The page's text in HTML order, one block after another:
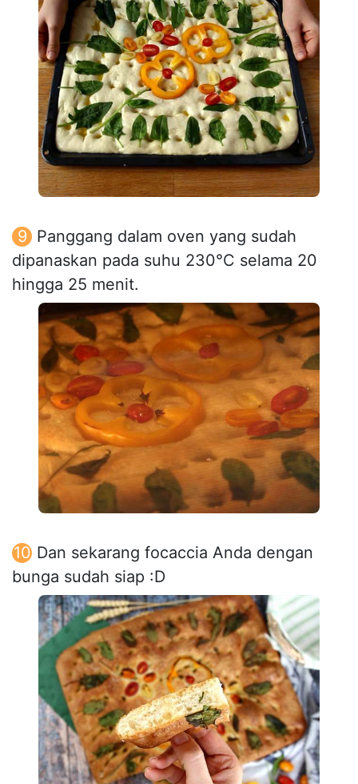
Panggang dalam oven yang sudah
dipanaskan pada suhu 230°C selama 20
hingga 25 menit.
Dan sekarang focaccia Anda dengan
bunga sudah siap :D